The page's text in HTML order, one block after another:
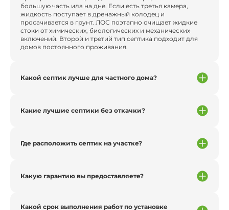
большую часть ила на дне. Если есть третья камера,
жидкость поступает в дренажный колодец и
просачивается в грунт. ЛОС поэтапно очищает жидкие
стоки от химических, биологических и механических
включений. Второй и третий тип септика подходит для
домов постоянного проживания.
Какой септик лучше для частного дома?
Какие лучшие септики без откачки?
Где расположить септик на участке?
Какую гарантию вы предоставляете?
Какой срок выполнения работ по установке